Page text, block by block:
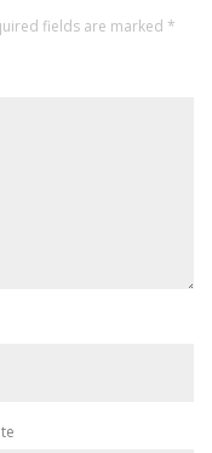
fields are marked *